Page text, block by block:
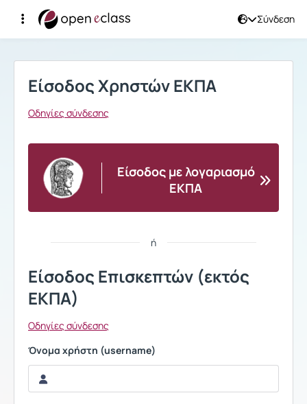
Σύνδεση
Σύνδεση
Είσοδος Χρηστών ΕΚΠΑ
Οδηγίες σύνδεσης
Είσοδος με λογαριασμό
ΕΚΠΑ
ή
Είσοδος Επισκεπτών (εκτός
ΕΚΠΑ)
Οδηγίες σύνδεσης
Όνομα χρήστη (username)